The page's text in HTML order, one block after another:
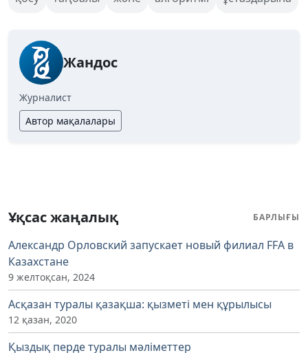
Жандос
Журналист
Автор мақалалары
Ұқсас жаңалық БАРЛЫҒЫ
Александр Орловский запускает новый филиал FFA в
Казахстане
9 желтоқсан, 2024
Асқазан туралы қазақша: қызметі мен құрылысы
12 қазан, 2020
Қыздық перде туралы мәліметтер